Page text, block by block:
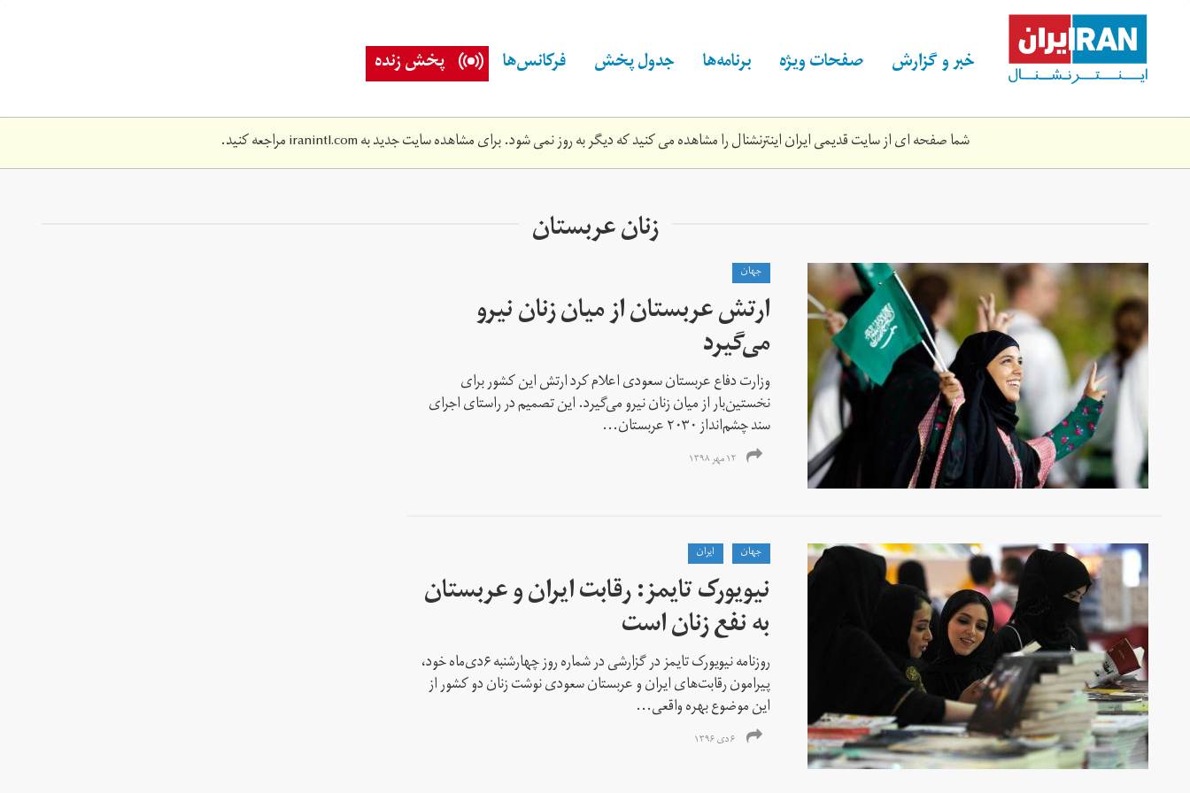
content خبر و گزارش صفحات ویژه برنامه‌ها جدول پخش فرکانس‌ها پخش زنده
شما صفحه ای از سایت قدیمی ایران اینترنشنال را مشاهده می کنید که دیگر به روز نمی شود. برای مشاهده سایت جدید بهiranintl.comمراجعه کنید.
زنان عربستان
جهان
ارتش عربستان از میان زنان نیرو
می‌گیرد
وزارت دفاع عربستان سعودی اعلام کرد ارتش این کشور برای
نخستین‌بار از میان زنان نیرو می‌گیرد. این تصمیم در راستای اجرای
سند چشم‌انداز ۲۰۳۰ عربستان...
۱۲ مهر ۱۳۹۸
جهان ايران
نیویورک تایمز: رقابت ایران و عربستان
به نفع زنان است
روزنامه نیویورک تایمز در گزارشی در شماره روز چهارشنبه ۶دی‌ماه خود،
پیرامون رقابت‌های ایران و عربستان سعودی نوشت زنان دو کشور از
این موضوع بهره واقعی...
۶ دی ۱۳۹۶